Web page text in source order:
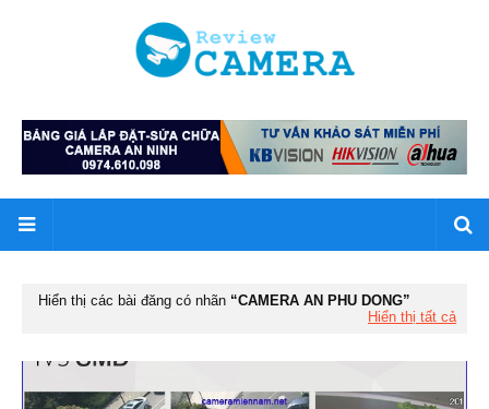
Hiển thị các bài đăng có nhãn
CAMERA AN PHU DONG
Hiển thị tất cả